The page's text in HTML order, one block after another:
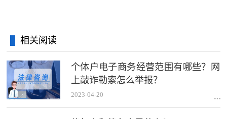
相关阅读
个体户电子商务经营范围有哪些？网
上敲诈勒索怎么举报？
2023-04-20